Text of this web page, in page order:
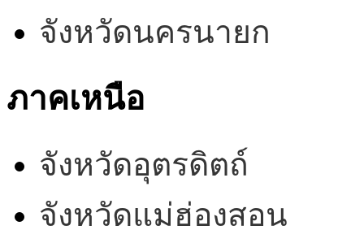
จังหวัดนครนายก
ภาคเหนือ
จังหวัดอุตรดิตถ์
จังหวัดแม่ฮ่องสอน